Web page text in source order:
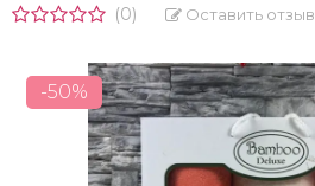
(0) Оставить отзыв
-50%